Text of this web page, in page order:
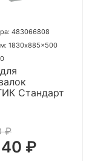
483066808
1830x885x500
Стандарт
₽
₽